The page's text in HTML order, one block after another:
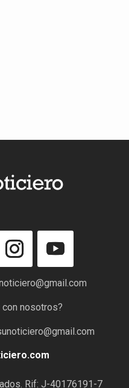
con nosotros?
Rif: J-40176191-7